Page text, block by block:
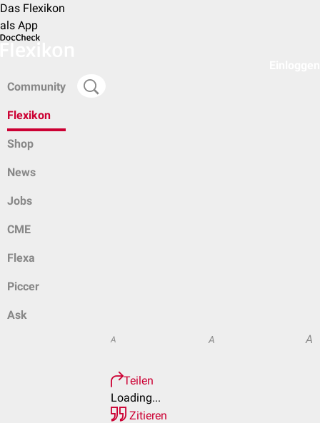
Das Flexikon
als App
Community
Flexikon
Shop
News
Jobs
CME
Flexa
Piccer
Ask
A A A
Teilen
Loading...
Zitieren